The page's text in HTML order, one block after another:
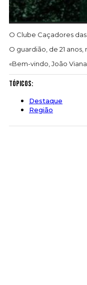
O Clube Caçadores
O guardião, de 21
«Bem-vindo, João
Tópicos:
Destaque
Região